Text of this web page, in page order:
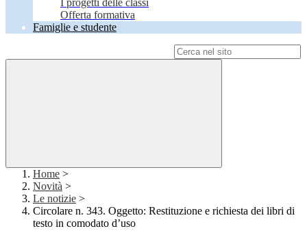
I progetti delle classi
Offerta formativa
Famiglie e studente
Home >
Novità >
Le notizie >
Circolare n. 343. Oggetto: Restituzione e richiesta dei libri di
testo in comodato d’uso